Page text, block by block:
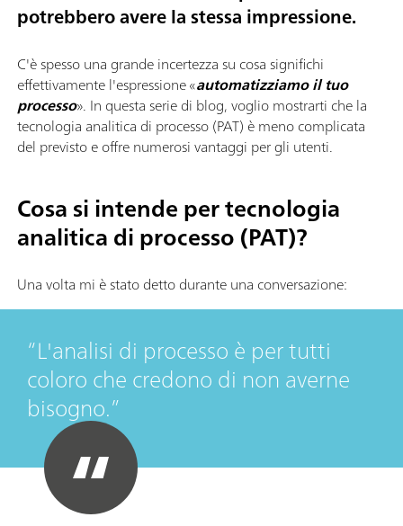
potrebbero avere la stessa impressione.
C'è spesso una grande incertezza su cosa significhi
effettivamente l'espressione «automatizziamo il tuo
processo». In questa serie di blog, voglio mostrarti che la
tecnologia analitica di processo (PAT) è meno complicata
del previsto e offre numerosi vantaggi per gli utenti.
Cosa si intende per tecnologia
analitica di processo (PAT)?
Una volta mi è stato detto durante una conversazione:
L'analisi di processo è per tutti
coloro che credono di non averne
bisogno.